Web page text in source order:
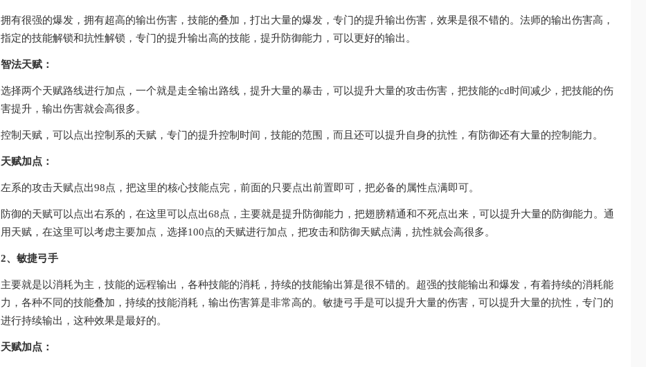
拥有很强的爆发，拥有超高的输出伤害，技能的叠加，打出大量的爆发，专门的提升输出伤害，效果是很不错的。法师的输出伤害高，
指定的技能解锁和抗性解锁，专门的提升输出高的技能，提升防御能力，可以更好的输出。
智法天赋：
选择两个天赋路线进行加点，一个就是走全输出路线，提升大量的暴击，可以提升大量的攻击伤害，把技能的cd时间减少，把技能的伤
害提升，输出伤害就会高很多。
控制天赋，可以点出控制系的天赋，专门的提升控制时间，技能的范围，而且还可以提升自身的抗性，有防御还有大量的控制能力。
天赋加点：
左系的攻击天赋点出98点，把这里的核心技能点完，前面的只要点出前置即可，把必备的属性点满即可。
防御的天赋可以点出右系的，在这里可以点出68点，主要就是提升防御能力，把翅膀精通和不死点出来，可以提升大量的防御能力。通
用天赋，在这里可以考虑主要加点，选择100点的天赋进行加点，把攻击和防御天赋点满，抗性就会高很多。
2、敏捷弓手
主要就是以消耗为主，技能的远程输出，各种技能的消耗，持续的技能输出算是很不错的。超强的技能输出和爆发，有着持续的消耗能
力，各种不同的技能叠加，持续的技能消耗，输出伤害算是非常高的。敏捷弓手是可以提升大量的伤害，可以提升大量的抗性，专门的
进行持续输出，这种效果是最好的。
天赋加点：